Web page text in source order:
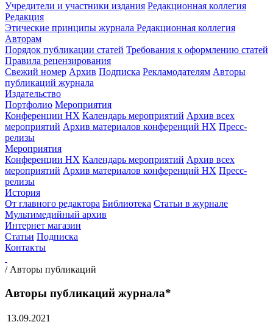
Учредители и участники издания Редакционная коллегия
Редакция
Этические принципы журнала Редакционная коллегия
Авторам
Порядок публикации статей Требования к оформлению статей
Правила рецензирования
Свежий номер Архив Подписка Рекламодателям Авторы
публикаций журнала
Издательство
Портфолио Мероприятия
Конференции НХ Календарь мероприятий Архив всех
мероприятий Архив материалов конференций НХ Пресс-
релизы
Мероприятия
Конференции НХ Календарь мероприятий Архив всех
мероприятий Архив материалов конференций НХ Пресс-
релизы
История
От главного редактора Библиотека Статьи в журнале
Мультимедийный архив
Интернет магазин
Статьи Подписка
Контакты
/ Авторы публикаций
Авторы публикаций журнала*
13.09.2021